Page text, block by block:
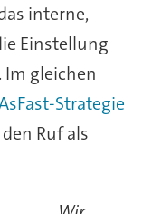
interne,
Einstellung
gleichen
Strategie
Ruf als